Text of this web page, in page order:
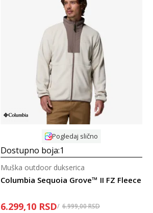
Uporedi
Pogledaj slično
Dostupno boja:1
Columbia Sequoia Grove™ II FZ Fleece
Muška outdoor dukserica
6.299,10 RSD 6.999,00RSD